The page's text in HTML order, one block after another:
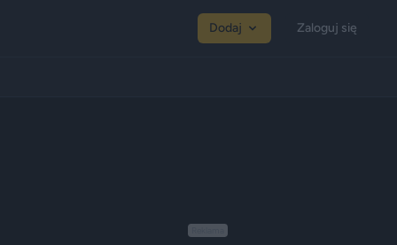
Dodaj Zaloguj się